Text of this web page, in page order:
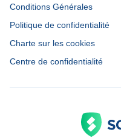
Conditions Générales
Politique de confidentialité
Charte sur les cookies
Centre de confidentialité